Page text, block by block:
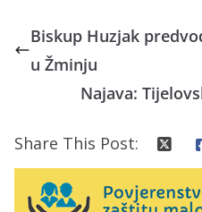
Biskup Huzjak
u Žminju
Najava:
Share This Post: